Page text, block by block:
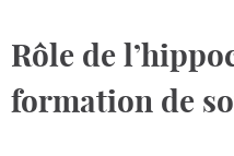
Rôle de
formation de